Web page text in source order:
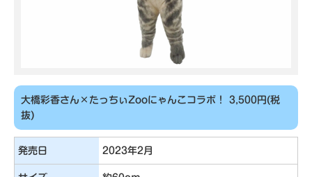
大橋彩香さん×たっちぃZooにゃんこコラボ！ 3,500円(税
抜)
発売日 2023年2月